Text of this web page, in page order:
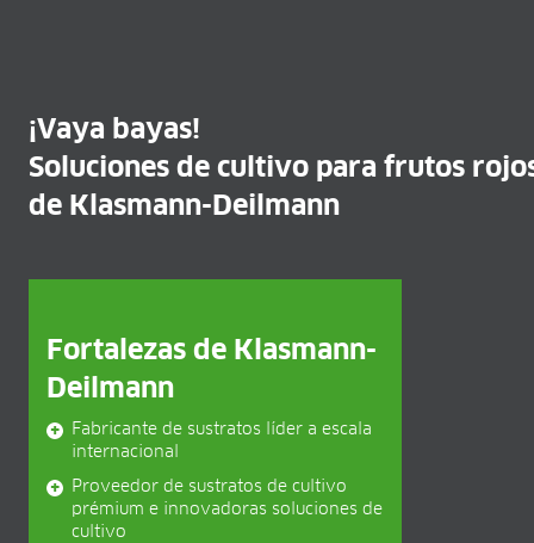
Hierbas de maceta
Plantas de temporada
Plantas de maceta
Frutos rojos
LA EMPRESA
Sobre nosotros
Hechos y cifras
Investigación y desarrollo
Contacto
¡Vaya bayas!
Soluciones de cultivo para frutos
de Klasmann-Deilmann
Fortalezas de Klasmann-
Deilmann
Fabricante de sustratos líder a escala
internacional
Proveedor de sustratos de cultivo
prémium e innovadoras soluciones de
cultivo